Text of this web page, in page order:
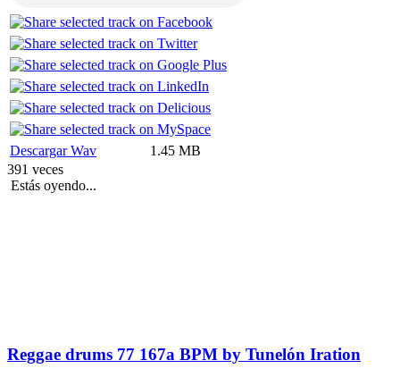
Descargar Wav
1.45 MB
391 veces
Estás oyendo...
Reggae drums 77 167a BPM by Tunelón Iration